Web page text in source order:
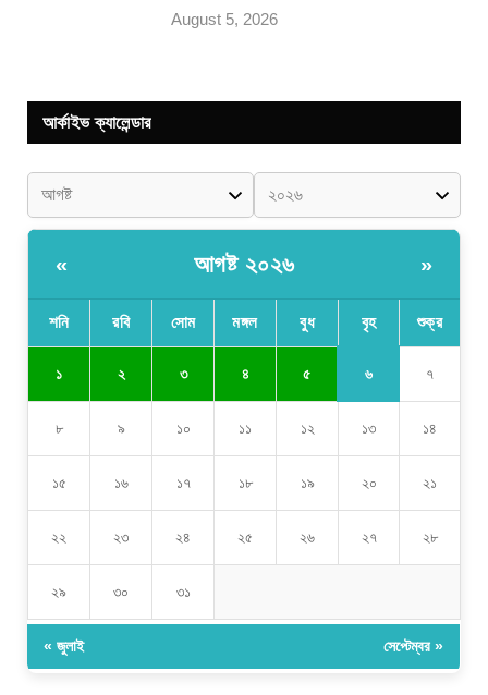
August 5, 2026
আর্কাইভ ক্যালেন্ডার
« আগষ্ট ২০২৬ »
শনি রবি সোম মঙ্গল বুধ বৃহ শুক্র
১ ২ ৩ ৪ ৫ ৬ ৭
৮ ৯ ১০ ১১ ১২ ১৩ ১৪
১৫ ১৬ ১৭ ১৮ ১৯ ২০ ২১
২২ ২৩ ২৪ ২৫ ২৬ ২৭ ২৮
২৯ ৩০ ৩১
« জুলাই সেপ্টেম্বর »